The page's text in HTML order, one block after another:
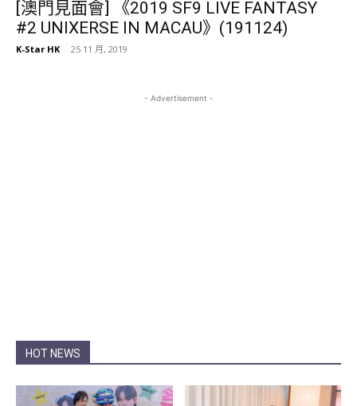
[澳門見面會] 《2019 SF9 LIVE FANTASY
#2 UNIXERSE IN MACAU》(191124)
K-Star HK - 25 11 月, 2019
- Advertisement -
HOT NEWS